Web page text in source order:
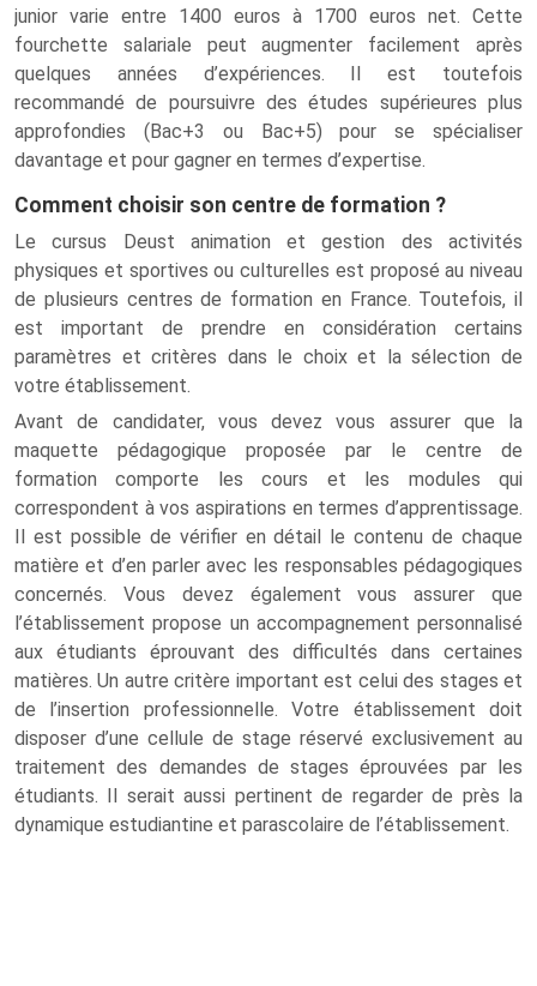
junior varie entre 1400 euros à 1700 euros net. Cette
fourchette salariale peut augmenter facilement après
quelques années d’expériences. Il est toutefois
recommandé de poursuivre des études supérieures plus
approfondies (Bac+3 ou Bac+5) pour se spécialiser
davantage et pour gagner en termes d’expertise.
Comment choisir son centre de formation ?
Le cursus Deust animation et gestion des activités
physiques et sportives ou culturelles est proposé au niveau
de plusieurs centres de formation en France. Toutefois, il
est important de prendre en considération certains
paramètres et critères dans le choix et la sélection de
votre établissement.
Avant de candidater, vous devez vous assurer que la
maquette pédagogique proposée par le centre de
formation comporte les cours et les modules qui
correspondent à vos aspirations en termes d’apprentissage.
Il est possible de vérifier en détail le contenu de chaque
matière et d’en parler avec les responsables pédagogiques
concernés. Vous devez également vous assurer que
l’établissement propose un accompagnement personnalisé
aux étudiants éprouvant des difficultés dans certaines
matières. Un autre critère important est celui des stages et
de l’insertion professionnelle. Votre établissement doit
disposer d’une cellule de stage réservé exclusivement au
traitement des demandes de stages éprouvées par les
étudiants. Il serait aussi pertinent de regarder de près la
dynamique estudiantine et parascolaire de l’établissement.